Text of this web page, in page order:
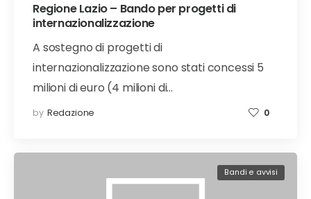
Regione Lazio – Bando per progetti di
internazionalizzazione
A sostegno di progetti di
internazionalizzazione sono stati concessi 5
milioni di euro (4 milioni di…
by Redazione 0
Bandi e avvisi